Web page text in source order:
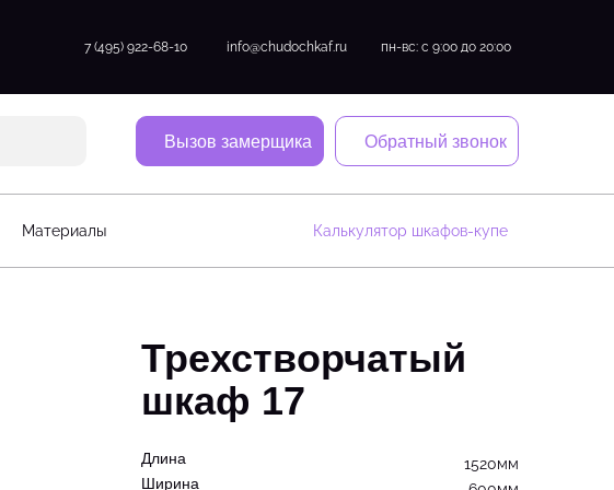
7 (495) 922-68-10 info@chudochkaf.ru пн-вс: с 9:00 до 20:00
Вызов замерщика Обратный звонок
Материалы Калькулятор шкафов-купе
Трехстворчатый
шкаф 17
Длина
1520мм
Ширина